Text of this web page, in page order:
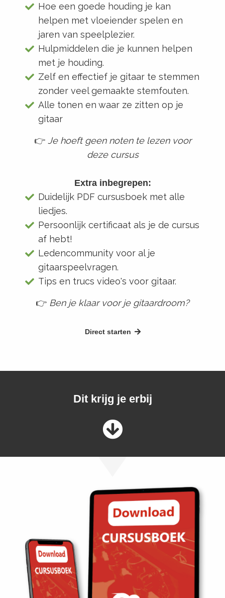
Hoe een goede houding je kan
helpen met vloeiender spelen en
jaren van speelplezier.
Hulpmiddelen die je kunnen helpen
met je houding.
Zelf en effectief je gitaar te stemmen
zonder veel gemaakte stemfouten.
Alle tonen en waar ze zitten op je
gitaar
👉 Je hoeft geen noten te lezen voor
deze cursus
Extra inbegrepen:
Duidelijk PDF cursusboek met alle
liedjes.
Persoonlijk certificaat als je de cursus
af hebt!
Ledencommunity voor al je
gitaarspeelvragen.
Tips en trucs video's voor gitaar.
👉 Ben je klaar voor je gitaardroom?
Direct starten
Dit krijg je erbij